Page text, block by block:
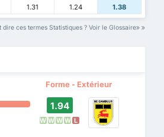
1.31 1.24 1.38
dire ces termes Statistiques ? Voir le Glossaire
Forme - Extérieur
1.94
W W W W L